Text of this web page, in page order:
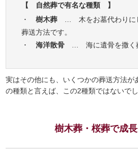
【 自然葬で有名な種類 】
・樹木葬 … 木をお墓代わりに
葬送方法です。
・海洋散骨 … 海に遺骨を撒く
実はその他にも、いくつかの葬送方法が
の種類と言えば、この2種類ではないでし
樹木葬・桜葬で成